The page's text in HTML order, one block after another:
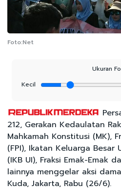
Foto:Net
Ukuran
Kecil
212, Gerakan Kedaulatan
Mahkamah Konstitusi (MK),
(FPI), Ikatan Keluarga Besar
(IKB UI), Fraksi Emak-Emak
lainnya menggelar aksi
Kuda, Jakarta, Rabu (26/6).